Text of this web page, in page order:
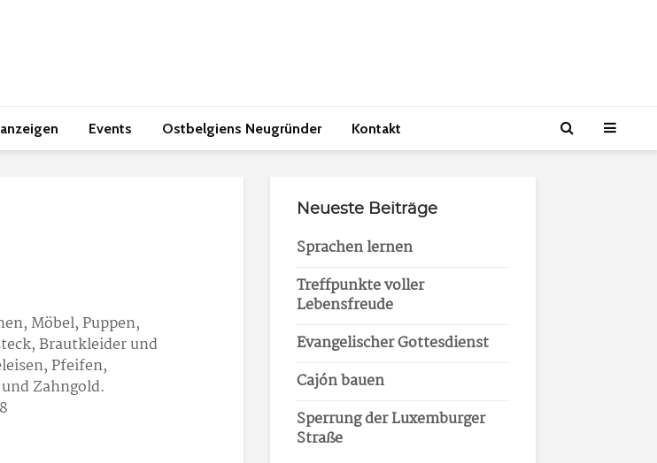
Events Ostbelgiens Neugründer Kontakt
Möbel, Puppen,
Brautkleider und
Pfeifen,
Zahngold.
Neueste Beiträge
Sprachen lernen
Treffpunkte voller
Lebensfreude
Evangelischer Gottesdienst
Cajón bauen
Sperrung der Luxemburger
Straße